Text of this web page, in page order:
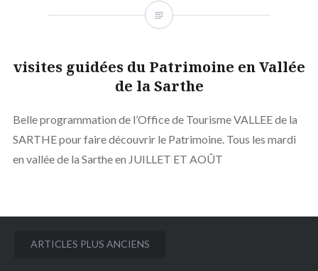
visites guidées du Patrimoine en Vallée
de la Sarthe
Belle programmation de l’Office de Tourisme VALLEE de la
SARTHE pour faire découvrir le Patrimoine. Tous les mardi
en vallée de la Sarthe en JUILLET ET AOÛT
Navigation
ARTICLES PLUS ANCIENS